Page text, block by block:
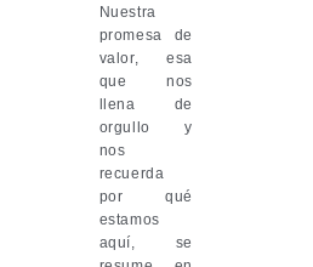
Nuestra
promesa de
valor, esa
que nos
llena de
orgullo y
nos
recuerda
por qué
estamos
aquí, se